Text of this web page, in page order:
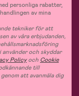
personliga rabatter,
av mina
tekniker för att
av våra erbjudanden,
använder och skyddar
Policyoch Cookie
till
att avanmäla dig